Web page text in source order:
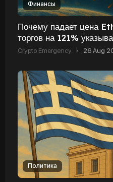
Финансы
Почему падает цена
торгов на 121%
прибыли
Crypto Emergency · 26 Aug
Политика